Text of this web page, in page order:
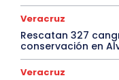
Veracruz
Rescatan 327
conservación en
Veracruz